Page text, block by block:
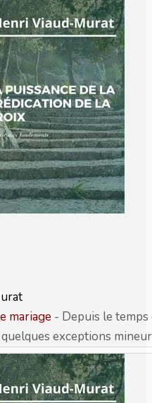
mariage - Depuis le temps
exceptions